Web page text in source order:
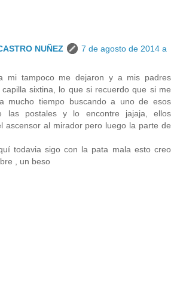
NUÑEZ
7 de agosto de 2014 a
mi tampoco me dejaron y a mis padres
sixtina, lo que si recuerdo que si me
mucho tiempo buscando a uno de esos
las postales y lo encontre jajaja, ellos
ascensor al mirador pero luego la parte de
todavia sigo con la pata mala esto creo
, un beso